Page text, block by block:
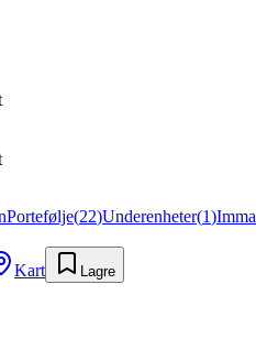
Portefølje(22)Underenheter(1)
Kart Lagre